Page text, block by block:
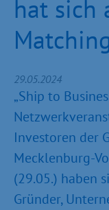
hat sich
29.05.2024
„Ship to
Investoren der
Mecklenburg-
(29.05.) haben
Gründer,